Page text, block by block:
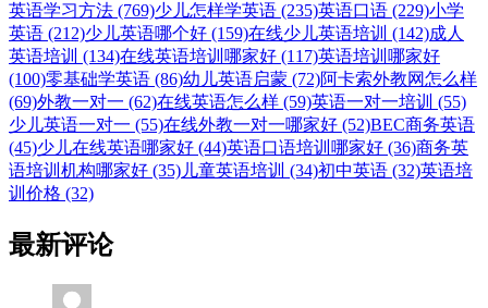
英语学习方法 (769)少儿怎样学英语 (235)英语口语 (229)小学
英语 (212)少儿英语哪个好 (159)在线少儿英语培训 (142)成人
英语培训 (134)在线英语培训哪家好 (117)英语培训哪家好
(100)零基础学英语 (86)幼儿英语启蒙 (72)阿卡索外教网怎么样
(69)外教一对一 (62)在线英语怎么样 (59)英语一对一培训 (55)
少儿英语一对一 (55)在线外教一对一哪家好 (52)BEC商务英语
(45)少儿在线英语哪家好 (44)英语口语培训哪家好 (36)商务英
语培训机构哪家好 (35) 儿童英语培训 (34)初中英语 (32)英语培
训价格 (32)
最新评论